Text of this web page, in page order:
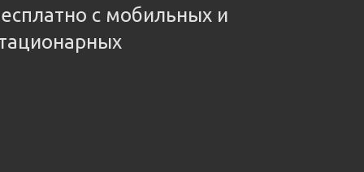
с мобильных и